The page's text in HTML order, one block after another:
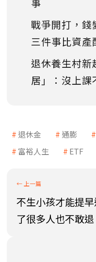
戰爭開打，錢
三件事比資產
退休養生村新
居」：沒上
退休金 通膨
富裕人生
ETF
不生小孩才能提
了很多人也不敢